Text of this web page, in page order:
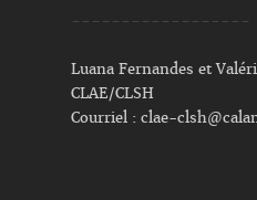
------------------
Luana Fernandes et
CLAE/CLSH
Courriel : clae-